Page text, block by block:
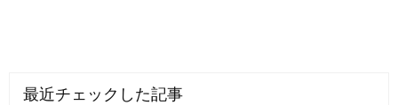
最近チェックした記事